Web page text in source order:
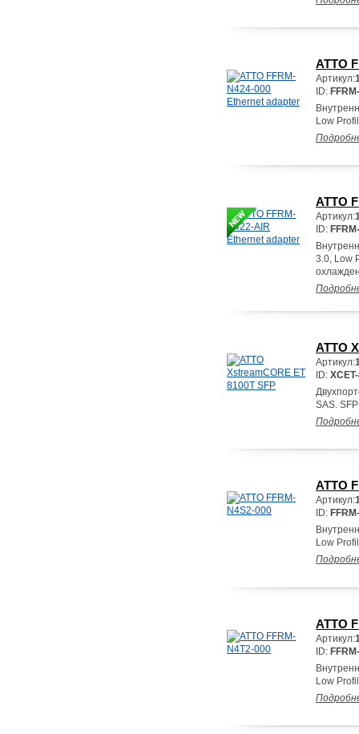
ATTO
Артикул:
ID:
Low
ATTO
Артикул:
ID:
3.0, Low
ATTO
Артикул:
ID:
SAS.
ATTO
Артикул:
ID:
Low
ATTO
Артикул:
ID:
Low